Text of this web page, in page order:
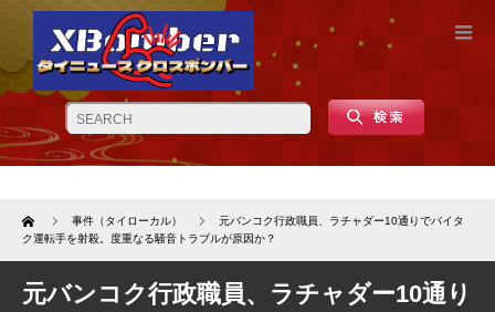
Home 事件（タイローカル）
元バンコク行政職員、ラチャダー10通りでバイタ
ク運転手を射殺。度重なる騒音トラブルが原因か？
元バンコク行政職員、ラチャダー10通り